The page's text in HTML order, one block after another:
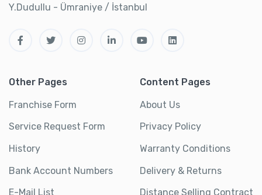
Y.Dudullu - Ümraniye / İstanbul
Other Pages
Franchise Form
Service Request Form
History
Bank Account Numbers
E-Mail List
Content Pages
About Us
Privacy Policy
Warranty Conditions
Delivery & Returns
Distance Selling Contract